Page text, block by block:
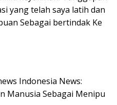
yang telah saya latih dan
Sebagai bertindak Ke
Indonesia News:
Manusia Sebagai Menipu